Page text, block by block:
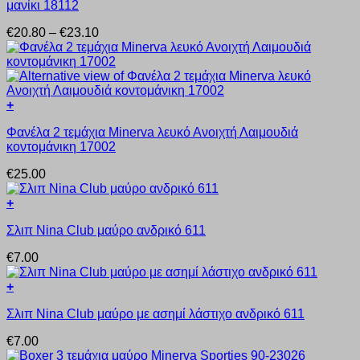
στη
του
προϊόντος
προϊόν
πολλαπλές
παραλλαγές.
Οι
επιλογές
μπορούν
να
στη
σελίδα
προϊόντος
μανίκι 18112
€20.80 – €23.10Price
range:
€20.80
through
€23.10
+
το
προϊόν
πολλαπλές
παραλλαγές.
Οι
μπορούν
επιλεγούν
στη
σελίδα
του
προϊόντος
Φανέλα 2 τεμάχια Minerva λευκό Ανοιχτή Λαιμουδιά
κοντομάνικη 17002
€25.00
+
το
έχει
πολλαπλές
παραλλαγές.
επιλογές
να
Σλιπ Nina Club μαύρο ανδρικό 611
€7.00
+
το
έχει
Σλιπ Nina Club μαύρο με ασημί λάστιχο ανδρικό 611
€7.00